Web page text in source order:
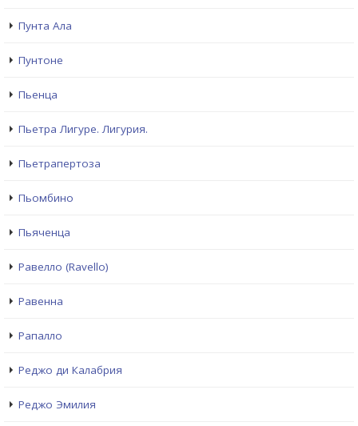
Пунта Ала
Пунтоне
Пьенца
Пьетра Лигуре. Лигурия.
Пьетрапертоза
Пьомбино
Пьяченца
Равелло (Ravello)
Равенна
Рапалло
Реджо ди Калабрия
Реджо Эмилия